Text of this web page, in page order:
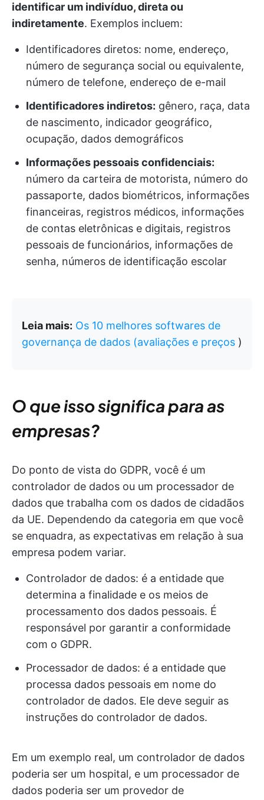
identificar um indivíduo, direta ou
indiretamente. Exemplos incluem:
Identificadores diretos: nome, endereço,
número de segurança social ou equivalente,
número de telefone, endereço de e-mail
Identificadores indiretos: gênero, raça, data
de nascimento, indicador geográfico,
ocupação, dados demográficos
Informações pessoais confidenciais:
número da carteira de motorista, número do
passaporte, dados biométricos, informações
financeiras, registros médicos, informações
de contas eletrônicas e digitais, registros
pessoais de funcionários, informações de
senha, números de identificação escolar
Leia mais: Os 10 melhores softwares de
governança de dados (avaliações e preços )
O que isso significa para as
empresas?
Do ponto de vista do GDPR, você é um
controlador de dados ou um processador de
dados que trabalha com os dados de cidadãos
da UE. Dependendo da categoria em que você
se enquadra, as expectativas em relação à sua
empresa podem variar.
Controlador de dados: é a entidade que
determina a finalidade e os meios de
processamento dos dados pessoais. É
responsável por garantir a conformidade
com o GDPR.
Processador de dados: é a entidade que
processa dados pessoais em nome do
controlador de dados. Ele deve seguir as
instruções do controlador de dados.
Em um exemplo real, um controlador de dados
poderia ser um hospital, e um processador de
dados poderia ser um provedor de